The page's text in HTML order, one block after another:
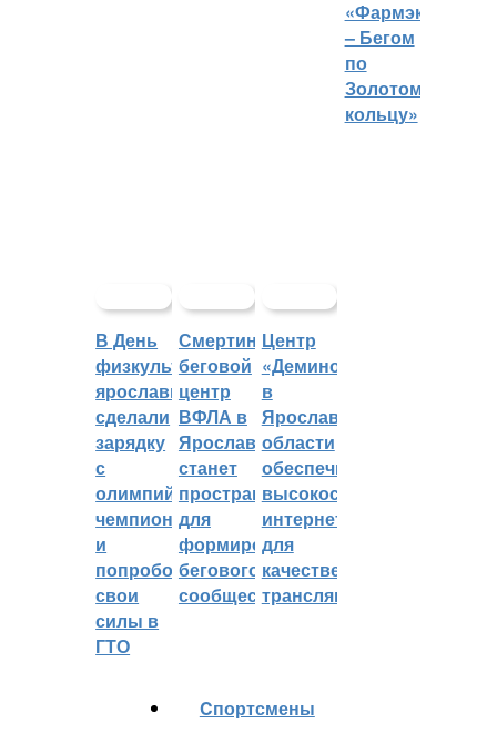
«Фармэко
– Бегом
по
Золотому
кольцу»
В День
физкультурника
ярославцы
сделали
зарядку
с
олимпийским
чемпионом
и
попробовали
свои
силы в
ГТО
Смертин:
беговой
центр
ВФЛА в
Ярославле
станет
пространством
для
формирования
бегового
сообщества
Центр
«Демино»
в
Ярославской
области
обеспечивают
высокоскоростным
интернетом
для
качественных
трансляций
Cпортсмены